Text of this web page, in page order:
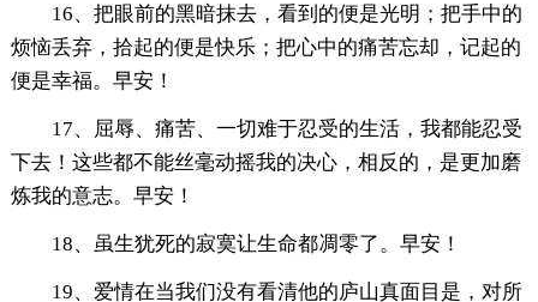
16、把眼前的黑暗抹去，看到的便是光明；把手中的
烦恼丢弃，拾起的便是快乐；把心中的痛苦忘却，记起的
便是幸福。早安！
17、屈辱、痛苦、一切难于忍受的生活，我都能忍受
下去！这些都不能丝毫动摇我的决心，相反的，是更加磨
炼我的意志。早安！
18、虽生犹死的寂寞让生命都凋零了。早安！
19、爱情在当我们没有看清他的庐山真面目是，对所